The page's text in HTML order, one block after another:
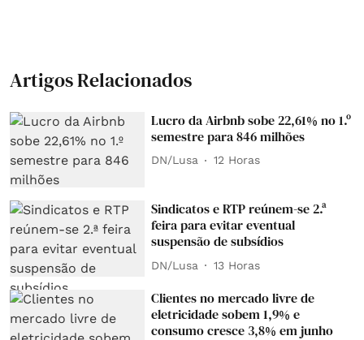
Artigos Relacionados
Lucro da Airbnb sobe 22,61% no 1.º
semestre para 846 milhões
DN/Lusa 12 Horas
Sindicatos e RTP reúnem-se 2.ª
feira para evitar eventual
suspensão de subsídios
DN/Lusa 13 Horas
Clientes no mercado livre de
eletricidade sobem 1,9% e
consumo cresce 3,8% em junho